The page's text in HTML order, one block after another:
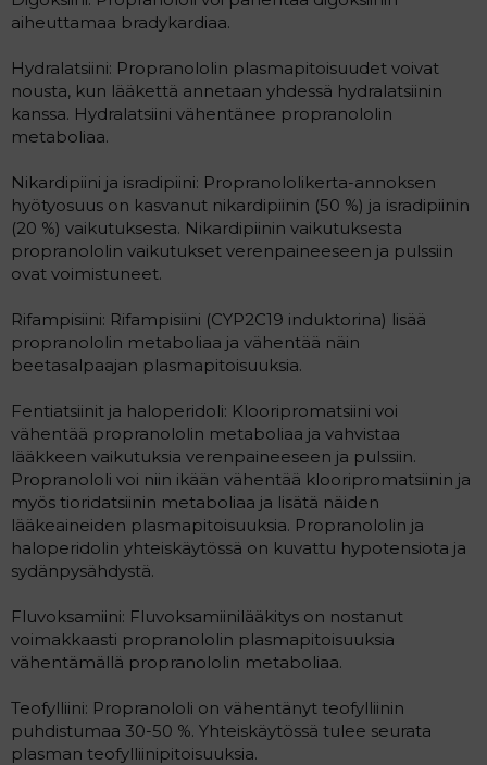
aiheuttamaa bradykardiaa.
Hydralatsiini: Propranololin plasmapitoisuudet voivat
nousta, kun lääkettä annetaan yhdessä hydralatsiinin
kanssa. Hydralatsiini vähentänee propranololin
metaboliaa.
Nikardipiini ja isradipiini: Propranololikerta-annoksen
hyötyosuus on kasvanut nikardipiinin (50 %) ja isradipiinin
(20 %) vaikutuksesta. Nikardipiinin vaikutuksesta
propranololin vaikutukset verenpaineeseen ja pulssiin
ovat voimistuneet.
Rifampisiini: Rifampisiini (CYP2C19 induktorina) lisää
propranololin metaboliaa ja vähentää näin
beetasalpaajan plasmapitoisuuksia.
Fentiatsiinit ja haloperidoli: Klooripromatsiini voi
vähentää propranololin metaboliaa ja vahvistaa
lääkkeen vaikutuksia verenpaineeseen ja pulssiin.
Propranololi voi niin ikään vähentää klooripromatsiinin ja
myös tioridatsiinin metaboliaa ja lisätä näiden
lääkeaineiden plasmapitoisuuksia. Propranololin ja
haloperidolin yhteiskäytössä on kuvattu hypotensiota ja
sydänpysähdystä.
Fluvoksamiini: Fluvoksamiinilääkitys on nostanut
voimakkaasti propranololin plasmapitoisuuksia
vähentämällä propranololin metaboliaa.
Teofylliini: Propranololi on vähentänyt teofylliinin
puhdistumaa 30-50 %. Yhteiskäytössä tulee seurata
plasman teofylliinipitoisuuksia.